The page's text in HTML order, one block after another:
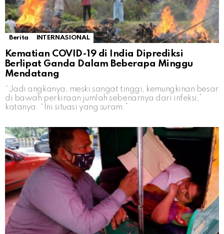
Berita INTERNASIONAL
Kematian COVID-19 di India Diprediksi
Berlipat Ganda Dalam Beberapa Minggu
Mendatang
“Jadi angkanya, meski sangat tinggi, kemungkinan besar
di bawah perkiraan jumlah sebenarnya dari infeksi,”
katanya. “Ini situasi yang suram.”